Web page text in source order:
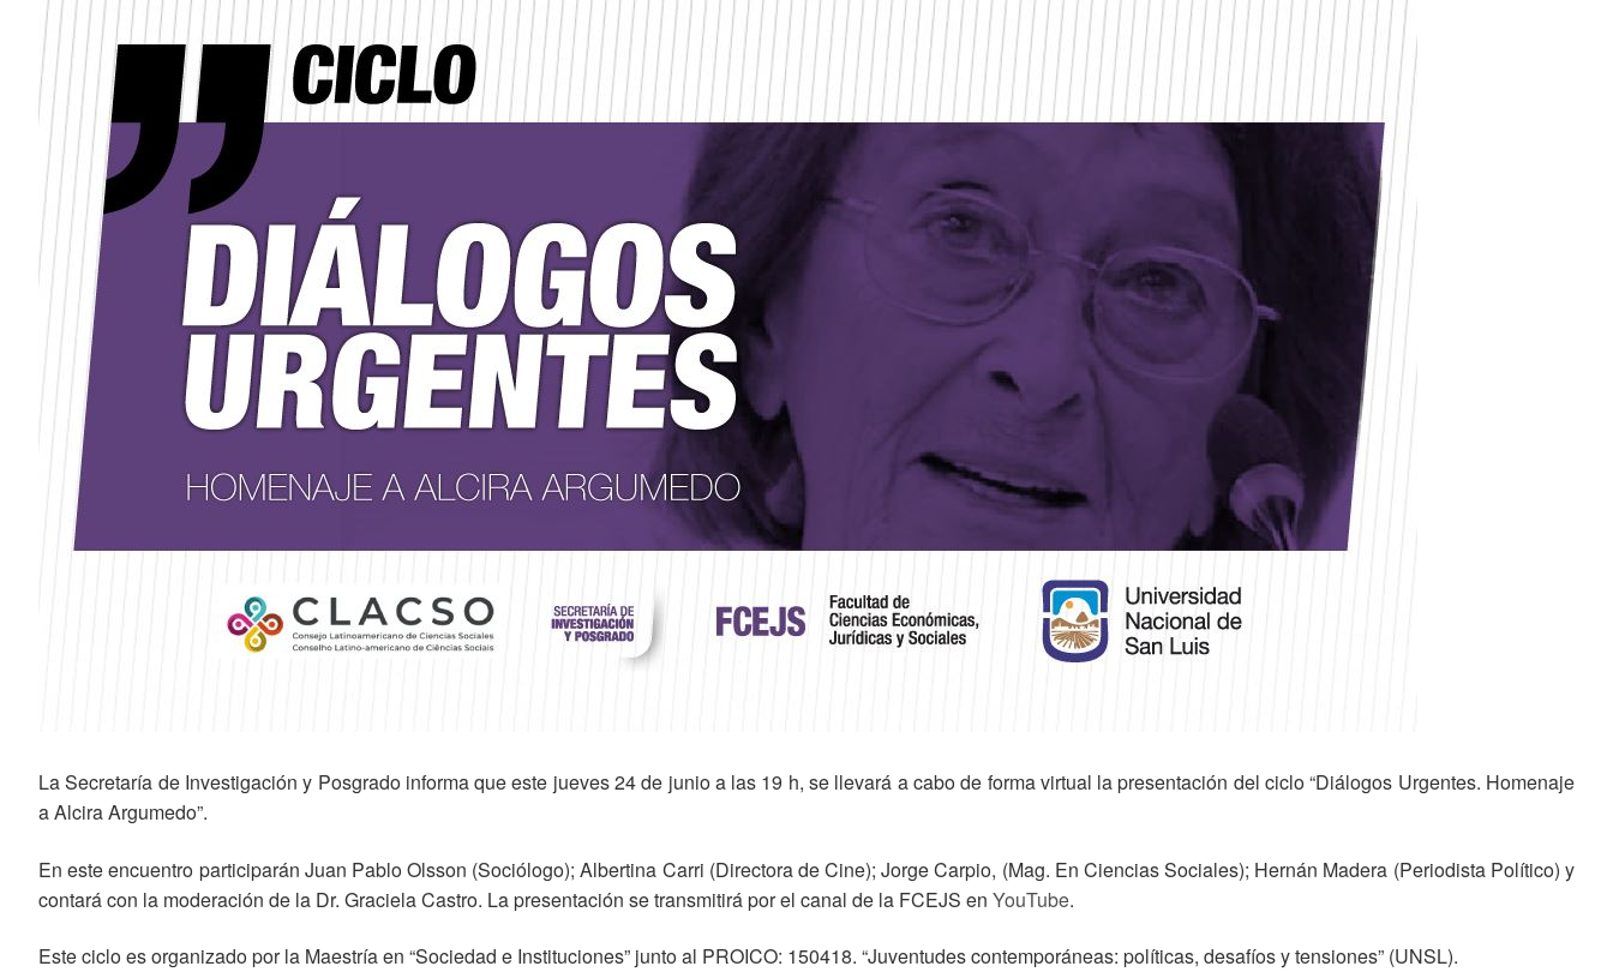
La Secretaría de Investigación y Posgrado informa que este jueves 24 de junio a las 19 h, se llevará a cabo de forma virtual la presentación del ciclo “Diálogos Urgentes. Homenaje
a Alcira Argumedo”.
En este encuentro participarán Juan Pablo Olsson (Sociólogo); Albertina Carri (Directora de Cine); Jorge Carpio, (Mag. En Ciencias Sociales); Hernán Madera (Periodista Político) y
contará con la moderación de la Dr. Graciela Castro. La presentación se transmitirá por el canal de la FCEJS en YouTube.
Este ciclo es organizado por la Maestría en “Sociedad e Instituciones” junto al PROICO: 150418. “Juventudes contemporáneas: políticas, desafíos y tensiones” (UNSL).